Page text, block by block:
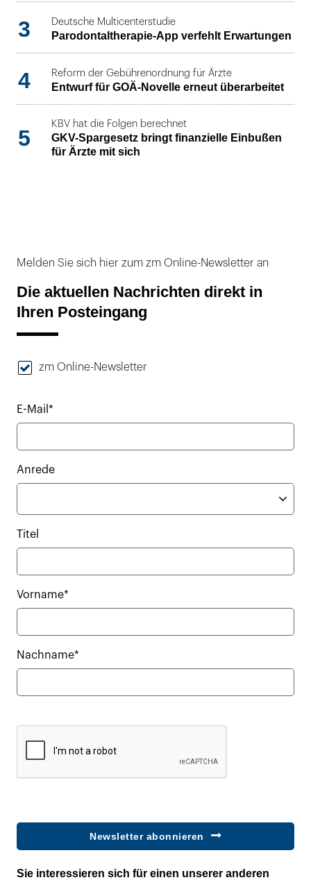
3 Deutsche Multicenterstudie
Parodontaltherapie-App verfehlt Erwartungen
4 Reform der Gebührenordnung für Ärzte
Entwurf für GOÄ-Novelle erneut überarbeitet
5
KBV hat die Folgen berechnet
GKV-Spargesetz bringt finanzielle Einbußen
für Ärzte mit sich
Melden Sie sich hier zum zm Online-Newsletter an
Die aktuellen Nachrichten direkt in
Ihren Posteingang
zm Online-Newsletter
E-Mail*
Anrede
Titel
Vorname*
Nachname*
Newsletter abonnieren
Sie interessieren sich für einen unserer anderen